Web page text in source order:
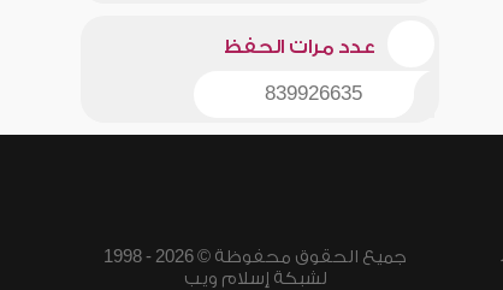
عدد مرات الحفظ
839926635
جميع الحقوق محفوظة © 2026 - 1998
لشبكة إسلام ويب